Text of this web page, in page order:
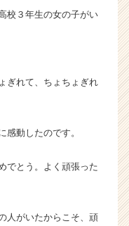
校３年生の女の子がい
ぎれて、ちょちょぎれ
動したのです。
でとう。よく頑張った
人がいたからこそ、頑